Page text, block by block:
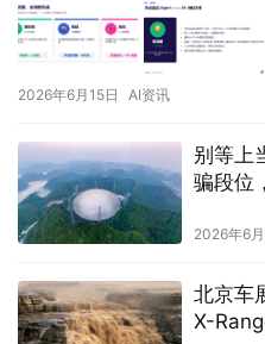
2026年6月15日 AI资讯
别等上
骗段位
2026年6
北京车
X-